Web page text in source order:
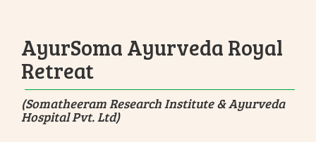
AyurSoma Ayurveda Royal
Retreat
(Somatheeram Research Institute & Ayurveda
Hospital Pvt. Ltd)